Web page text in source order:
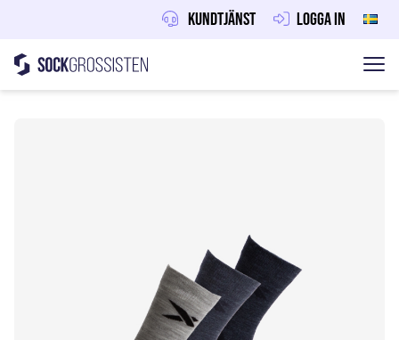
Kundtjänst Logga in
Hoppa till innehåll
Sockgrossisten